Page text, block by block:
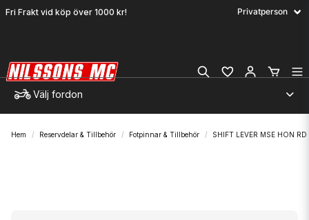
Fri Frakt vid köp över 1000 kr!
Välj fordon
Hem Reservdelar & Tillbehör Fotpinnar & Tillbehör SHIFT LEVER MSE HON RD